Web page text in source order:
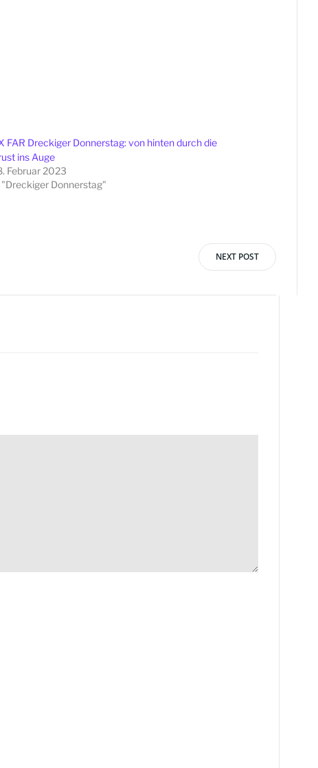
FAR Dreckiger Donnerstag: von hinten durch die
ins Auge
Februar 2023
"Dreckiger Donnerstag"
NEXT POST